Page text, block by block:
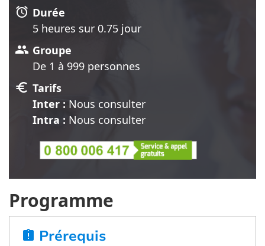
alarm Durée
5 heures sur 0.75 jour
group Groupe
De 1 à 999 personnes
euro Tarifs
Inter : Nous consulter
Intra : Nous consulter
Programme
assignment_late Prérequis